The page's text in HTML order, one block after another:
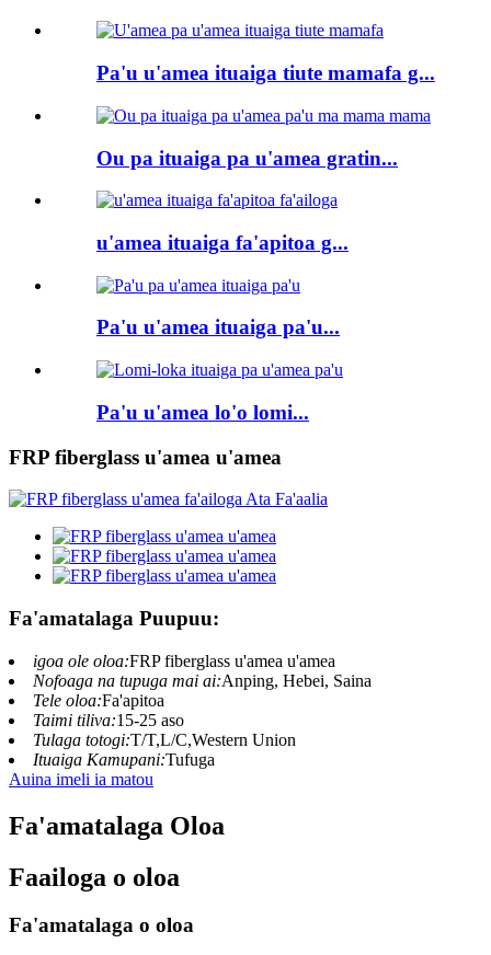
Pa'u u'amea ituaiga tiute mamafa g...
Ou pa ituaiga pa u'amea gratin...
u'amea ituaiga fa'apitoa g...
Pa'u u'amea ituaiga pa'u...
Pa'u u'amea lo'o lomi...
FRP fiberglass u'amea u'amea
Fa'amatalaga Puupuu:
igoa ole oloa:FRP fiberglass u'amea u'amea
Nofoaga na tupuga mai ai:Anping, Hebei, Saina
Tele oloa:Fa'apitoa
Taimi tiliva:15-25 aso
Tulaga totogi:T/T,L/C,Western Union
Ituaiga Kamupani:Tufuga
Auina imeli ia matou
Fa'amatalaga Oloa
Faailoga o oloa
Fa'amatalaga o oloa